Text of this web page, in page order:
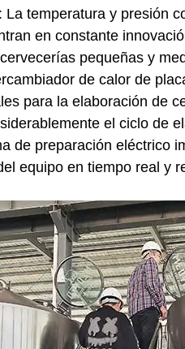
temperatura y presión
en constante
pequeñas y
de calor de
para la elaboración de
el ciclo de
de preparación eléctrico
equipo en tiempo real y